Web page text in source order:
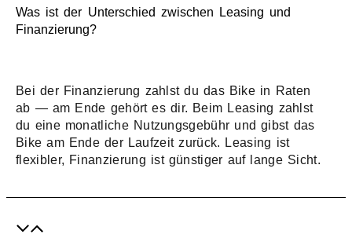
Was ist der Unterschied zwischen Leasing und
Finanzierung?
Bei der Finanzierung zahlst du das Bike in Raten
ab — am Ende gehört es dir. Beim Leasing zahlst
du eine monatliche Nutzungsgebühr und gibst das
Bike am Ende der Laufzeit zurück. Leasing ist
flexibler, Finanzierung ist günstiger auf lange Sicht.